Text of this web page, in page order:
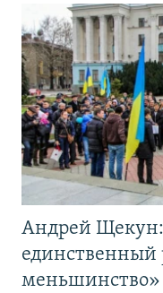
Андрей
единственный
меньшинство»